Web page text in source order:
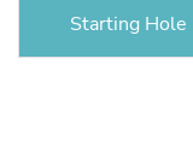
Starting Hole